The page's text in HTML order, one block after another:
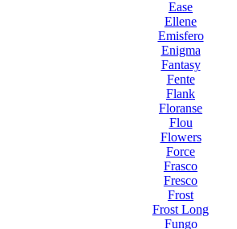
Ease
Ellene
Emisfero
Enigma
Fantasy
Fente
Flank
Floranse
Flou
Flowers
Force
Frasco
Fresco
Frost
Frost Long
Fungo